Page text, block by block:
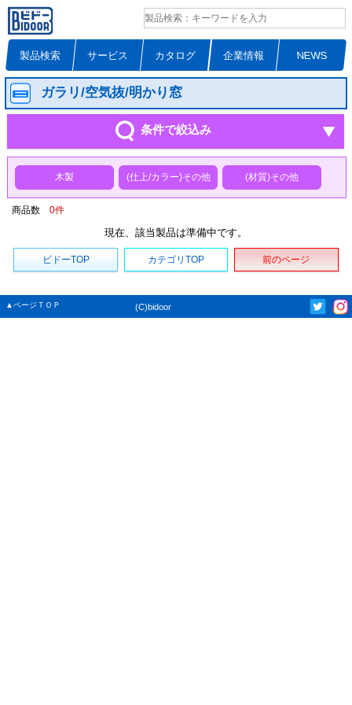
製品検索 サービス カタログ 企業情報 NEWS
ガラリ/空気抜/明かり窓
条件で絞込み
木製 (仕上/カラー)その他 (材質)その他
商品数 0件
現在、該当製品は準備中です。
ビドーTOP カテゴリTOP 前のページ
▲ページＴＯＰ (C)bidoor